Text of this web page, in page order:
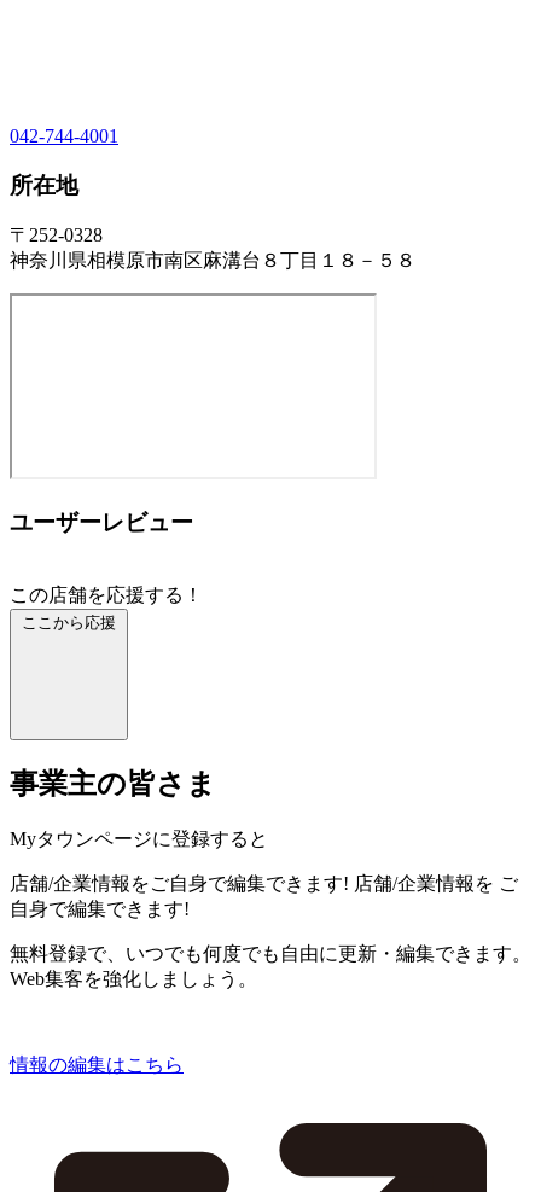
042-744-4001
所在地
〒252-0328
神奈川県相模原市南区麻溝台８丁目１８－５８
ユーザーレビュー
この店舗を応援する！
ここから応援
事業主の皆さま
Myタウンページに登録すると
店舗/企業情報をご自身で編集できます! 店舗/企業情報を ご
自身で編集できます!
無料登録で、いつでも何度でも自由に更新・編集できます。
Web集客を強化しましょう。
情報の編集はこちら